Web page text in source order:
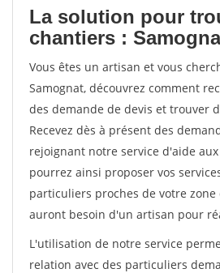
La solution pour
chantiers :
Vous êtes un artisan et vous
Samognat, découvrez comment
des demande de devis et trouver
Recevez dès à présent des
rejoignant notre service d'aide
pourrez ainsi proposer vos
particuliers proches de votre
auront besoin d'un artisan pour
L'utilisation de notre service
relation avec des particuliers